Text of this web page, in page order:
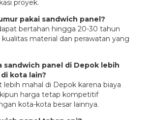
proyek.
pakai sandwich panel?
bertahan hingga 20-30 tahun
material dan perawatan yang
sandwich panel di Depok lebih
kota lain?
lebih mahal di Depok karena biaya
harga tetap kompetitif
kota-kota besar lainnya.